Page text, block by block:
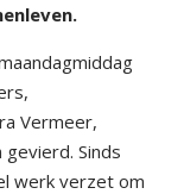
Vermeer,
Sinds
werk verzet om